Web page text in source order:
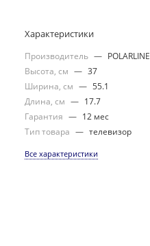
Характеристики
Производитель — POLARLINE
Высота, см — 37
Ширина, см — 55.1
Длина, см — 17.7
Гарантия — 12 мес
Тип товара — телевизор
Все характеристики